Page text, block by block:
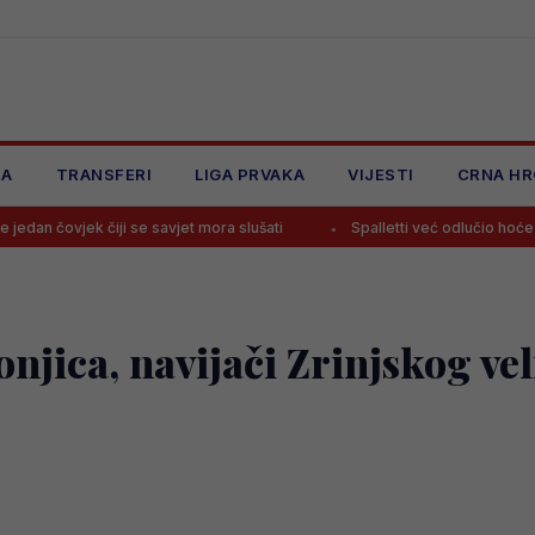
TRANSFERI LIGA PRVAKA VIJESTI CRNA
se savjet mora slušati Spalletti već odlučio hoće li
navijači Zrinjskog